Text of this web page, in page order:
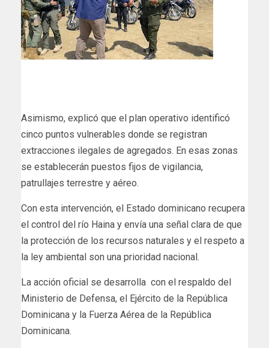
Asimismo, explicó que el plan operativo identificó
cinco puntos vulnerables donde se registran
extracciones ilegales de agregados. En esas zonas
se establecerán puestos fijos de vigilancia,
patrullajes terrestre y aéreo.
Con esta intervención, el Estado dominicano recupera
el control del río Haina y envía una señal clara de que
la protección de los recursos naturales y el respeto a
la ley ambiental son una prioridad nacional.
La acción oficial se desarrolla con el respaldo del
Ministerio de Defensa, el Ejército de la República
Dominicana y la Fuerza Aérea de la República
Dominicana.